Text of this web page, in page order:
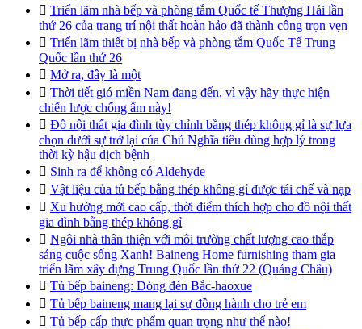
 Triển lãm nhà bếp và phòng tắm Quốc tế Thượng Hải lần
thứ 26 của trang trí nội thất hoàn hảo đã thành công trọn vẹn
 Triển lãm thiết bị nhà bếp và phòng tắm Quốc Tế Trung
Quốc lần thứ 26
 Mở ra, đây là một
 Thời tiết gió miền Nam đang đến, vì vậy hãy thực hiện
chiến lược chống ẩm này!
 Đồ nội thất gia đình tùy chỉnh bằng thép không gỉ là sự lựa
chọn dưới sự trở lại của Chủ Nghĩa tiêu dùng hợp lý trong
thời kỳ hậu dịch bệnh
 Sinh ra để không có Aldehyde
 Vật liệu của tủ bếp bằng thép không gỉ được tái chế và nạp
 Xu hướng mới cao cấp, thời điểm thích hợp cho đồ nội thất
gia đình bằng thép không gỉ
 Ngôi nhà thân thiện với môi trường chất lượng cao thắp
sáng cuộc sống Xanh! Baineng Home furnishing tham gia
triển lãm xây dựng Trung Quốc lần thứ 22 (Quảng Châu)
 Tủ bếp baineng: Dòng đèn Bắc-haoxue
 Tủ bếp baineng mang lại sự đồng hành cho trẻ em
 Tủ bếp cấp thực phẩm quan trọng như thế nào!